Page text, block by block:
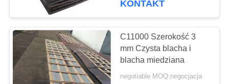
U gięcia rur
KONTAKT
C11000 Szerokość 3
mm Czysta blacha i
blacha miedziana
negotiable MOQ:negocjacja